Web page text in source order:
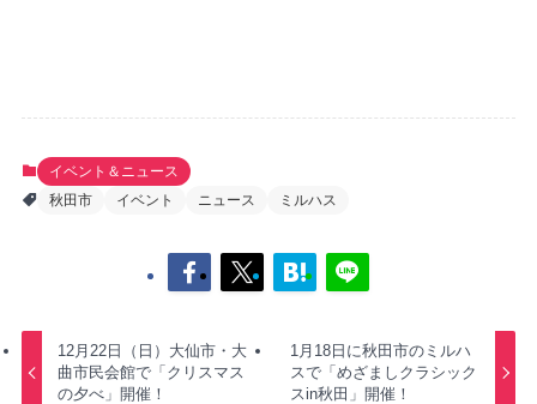
イベント＆ニュース
秋田市
イベント ニュース ミルハス
12月22日（日）大仙市・大
曲市民会館で「クリスマス
の夕べ」開催！
1月18日に秋田市のミルハ
スで「めざましクラシック
スin秋田」開催！